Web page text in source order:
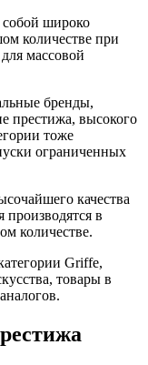
собой широко
количестве при
массовой
бренды,
престижа, высокого
тоже
ограниченных
качества
в
количестве.
Griffe,
товары в